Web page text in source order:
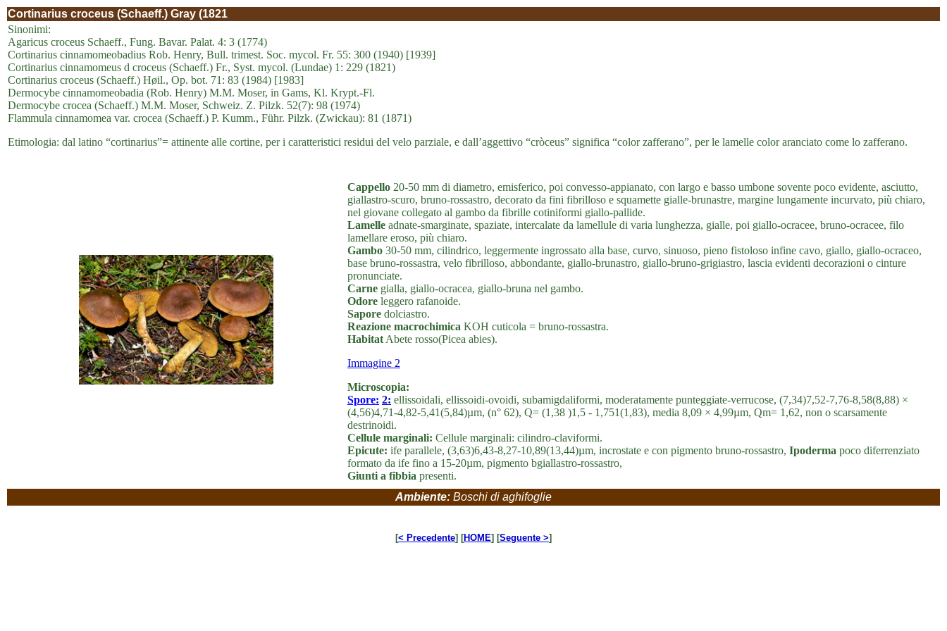
Cortinarius croceus (Schaeff.) Gray (1821
Sinonimi:
Agaricus croceus Schaeff., Fung. Bavar. Palat. 4: 3 (1774)
Cortinarius cinnamomeobadius Rob. Henry, Bull. trimest. Soc. mycol. Fr. 55: 300 (1940) [1939]
Cortinarius cinnamomeus d croceus (Schaeff.) Fr., Syst. mycol. (Lundae) 1: 229 (1821)
Cortinarius croceus (Schaeff.) Høil., Op. bot. 71: 83 (1984) [1983]
Dermocybe cinnamomeobadia (Rob. Henry) M.M. Moser, in Gams, Kl. Krypt.-Fl.
Dermocybe crocea (Schaeff.) M.M. Moser, Schweiz. Z. Pilzk. 52(7): 98 (1974)
Flammula cinnamomea var. crocea (Schaeff.) P. Kumm., Führ. Pilzk. (Zwickau): 81 (1871)
Etimologia: dal latino “cortinarius”= attinente alle cortine, per i caratteristici residui del velo parziale, e dall’aggettivo “cròceus” significa “color zafferano”, per le lamelle color aranciato come lo zafferano.
Cappello 20-50 mm di diametro, emisferico, poi convesso-appianato, con largo e basso umbone sovente poco evidente, asciutto,
giallastro-scuro, bruno-rossastro, decorato da fini fibrilloso e squamette gialle-brunastre, margine lungamente incurvato, più chiaro,
nel giovane collegato al gambo da fibrille cotiniformi giallo-pallide.
Lamelle adnate-smarginate, spaziate, intercalate da lamellule di varia lunghezza, gialle, poi giallo-ocracee, bruno-ocracee, filo
lamellare eroso, più chiaro.
Gambo 30-50 mm, cilindrico, leggermente ingrossato alla base, curvo, sinuoso, pieno fistoloso infine cavo, giallo, giallo-ocraceo,
base bruno-rossastra, velo fibrilloso, abbondante, giallo-brunastro, giallo-bruno-grigiastro, lascia evidenti decorazioni o cinture
pronunciate.
Carne gialla, giallo-ocracea, giallo-bruna nel gambo.
Odore leggero rafanoide.
Sapore dolciastro.
Reazione macrochimica KOH cuticola = bruno-rossastra.
Habitat Abete rosso(Picea abies).
Immagine 2
Microscopia:
Spore: 2: ellissoidali, ellissoidi-ovoidi, subamigdaliformi, moderatamente punteggiate-verrucose, (7,34)7,52-7,76-8,58(8,88) ×
(4,56)4,71-4,82-5,41(5,84)µm, (n° 62), Q= (1,38 )1,5 - 1,751(1,83), media 8,09 × 4,99µm, Qm= 1,62, non o scarsamente
destrinoidi.
Cellule marginali: Cellule marginali: cilindro-claviformi.
Epicute: ife parallele, (3,63)6,43-8,27-10,89(13,44)µm, incrostate e con pigmento bruno-rossastro, Ipoderma poco diferrenziato
formato da ife fino a 15-20µm, pigmento bgiallastro-rossastro,
Giunti a fibbia presenti.
Ambiente: Boschi di aghifoglie
[< Precedente] [HOME] [Seguente >]